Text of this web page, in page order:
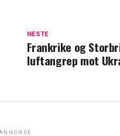
NESTE
Frankrike og
luftangrep mot
ANNONSE